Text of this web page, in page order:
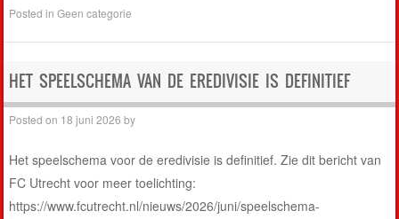
Posted inGeen categorie
HET SPEELSCHEMA VAN DE EREDIVISIE IS DEFINITIEF
Posted on 18 juni 2026 by
Het speelschema voor de eredivisie is definitief. Zie dit bericht van
FC Utrecht voor meer toelichting:
https://www.fcutrecht.nl/nieuws/2026/juni/speelschema-